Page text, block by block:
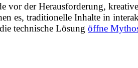
vor der Herausforderung,
es, traditionelle Inhalte in
technische Lösung öffne